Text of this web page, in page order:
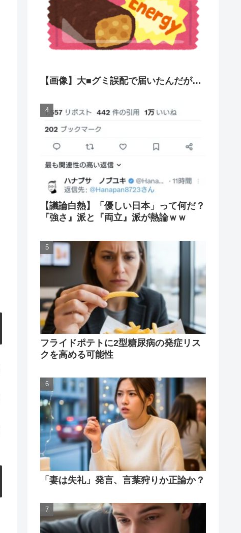
【画像】大■グミ誤配で届いたんだが…
【議論白熱】「優しい日本」って何だ？
『強さ』派と『両立』派が熱論ｗｗ
フライドポテトに2型糖尿病の発症リス
クを高める可能性
「妻は失礼」発言、言葉狩りか正論か？